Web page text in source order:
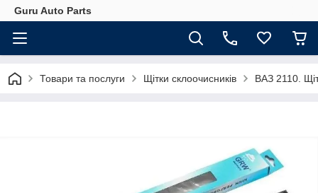
Guru Auto Parts
Товари та послуги Щітки склоочисників ВАЗ 2110.